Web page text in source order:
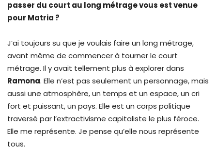
passer du court au long métrage vous est venue
pour Matria ?
J’ai toujours su que je voulais faire un long métrage,
avant même de commencer à tourner le court
métrage. Il y avait tellement plus à explorer dans
Ramona. Elle n’est pas seulement un personnage, mais
aussi une atmosphère, un temps et un espace, un cri
fort et puissant, un pays. Elle est un corps politique
traversé par l’extractivisme capitaliste le plus féroce.
Elle me représente. Je pense qu’elle nous représente
tous.